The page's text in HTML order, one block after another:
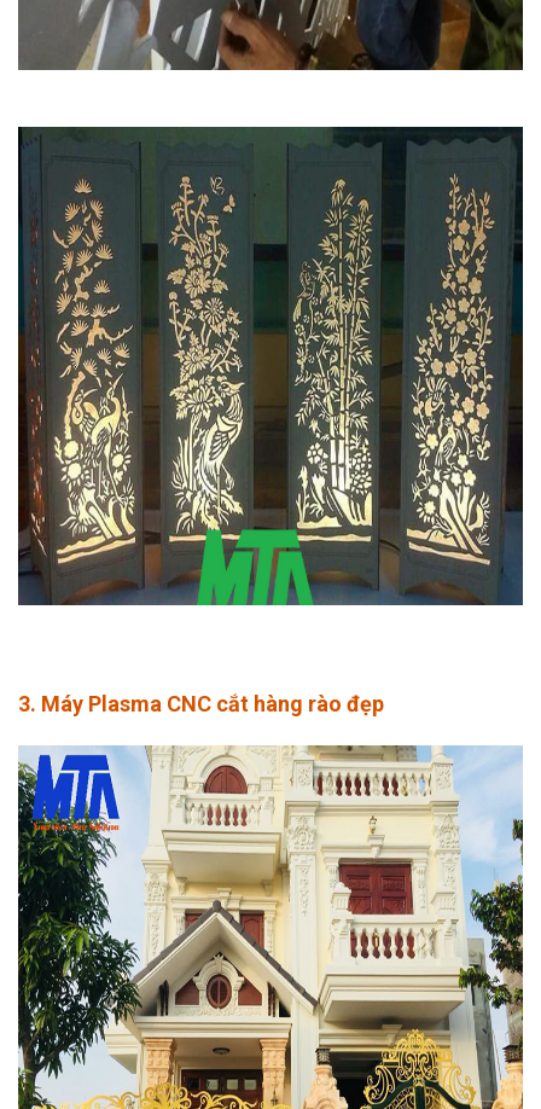
3. Máy Plasma CNC cắt hàng rào đẹp